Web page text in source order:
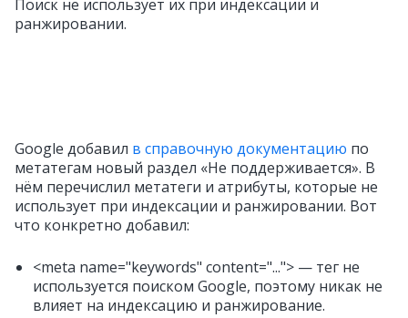
Поиск не использует их при индексации и
ранжировании.
Google добавил в справочную документацию по
метатегам новый раздел «Не поддерживается». В
нём перечислил метатеги и атрибуты, которые не
использует при индексации и ранжировании. Вот
что конкретно добавил:
<meta name="keywords" content="..."> — тег не
используется поиском Google, поэтому никак не
влияет на индексацию и ранжирование.